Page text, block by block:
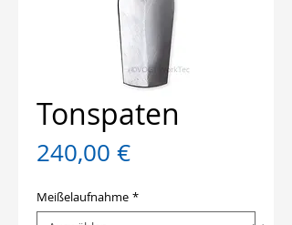
Tonspaten
240,00 €Preis
Meißelaufnahme *